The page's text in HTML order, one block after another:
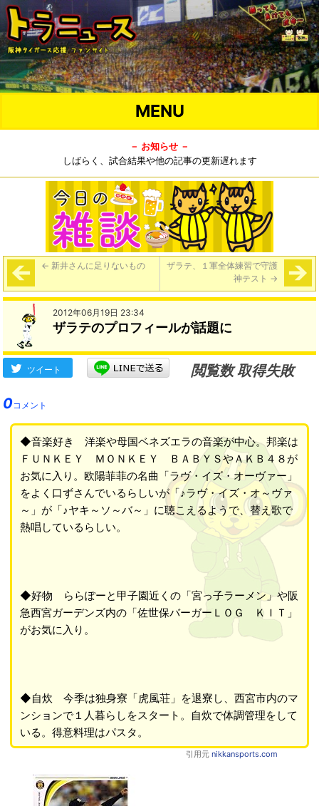
MENU
－ お知らせ －
しばらく、試合結果や他の記事の更新遅れます
← 新井さんに足りないもの
ザラテ、１軍全体練習で守護
神テスト →
2012年06月19日 23:34
ザラテのプロフィールが話題に
ツイート
閲覧数 取得失敗
0コメント
◆音楽好き 洋楽や母国ベネズエラの音楽が中心。邦楽は
ＦＵＮＫＥＹ ＭＯＮＫＥＹ ＢＡＢＹＳやＡＫＢ４８が
お気に入り。欧陽菲菲の名曲「ラヴ・イズ・オーヴァー」
をよく口ずさんでいるらしいが「♪ラヴ・イズ・オ～ヴァ
～」が「♪ヤキ～ソ～バ～」に聴こえるようで、替え歌で
熱唱しているらしい。
◆好物 ららぽーと甲子園近くの「宮っ子ラーメン」や阪
急西宮ガーデンズ内の「佐世保バーガーＬＯＧ ＫＩＴ」
がお気に入り。
◆自炊 今季は独身寮「虎風荘」を退寮し、西宮市内のマ
ンションで１人暮らしをスタート。自炊で体調管理をして
いる。得意料理はパスタ。
引用元 nikkansports.com